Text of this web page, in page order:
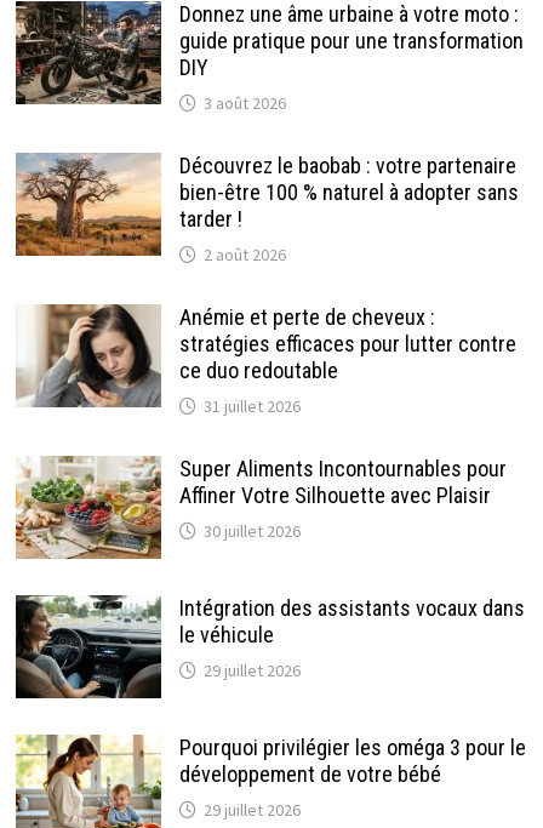
Donnez une âme urbaine à votre moto :
guide pratique pour une transformation
DIY
3 août 2026
Découvrez le baobab : votre partenaire
bien-être 100 % naturel à adopter sans
tarder !
2 août 2026
Anémie et perte de cheveux :
stratégies efficaces pour lutter contre
ce duo redoutable
31 juillet 2026
Super Aliments Incontournables pour
Affiner Votre Silhouette avec Plaisir
30 juillet 2026
Intégration des assistants vocaux dans
le véhicule
29 juillet 2026
Pourquoi privilégier les oméga 3 pour le
développement de votre bébé
29 juillet 2026